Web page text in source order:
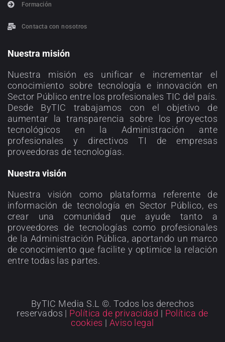
Formación
Contacta con nosotros
Nuestra misión
Nuestra misión es unificar e incrementar el
conocimiento sobre tecnología e innovación en
Sector Público entre los profesionales TIC del país.
Desde ByTIC trabajamos con el objetivo de
aumentar la transparencia sobre los proyectos
tecnológicos en la Administración ante
profesionales y directivos TI de empresas
proveedoras de tecnologías.
Nuestra visión
Nuestra visión como plataforma referente de
información de tecnología en Sector Público, es
crear una comunidad que ayude tanto a
proveedores de tecnologías como profesionales
de la Administración Pública, aportando un marco
de conocimiento que facilite y optimice la relación
entre todas las partes.
ByTIC Media S.L ©. Todos los derechos
reservados | Política de privacidad | Política de
cookies | Aviso legal